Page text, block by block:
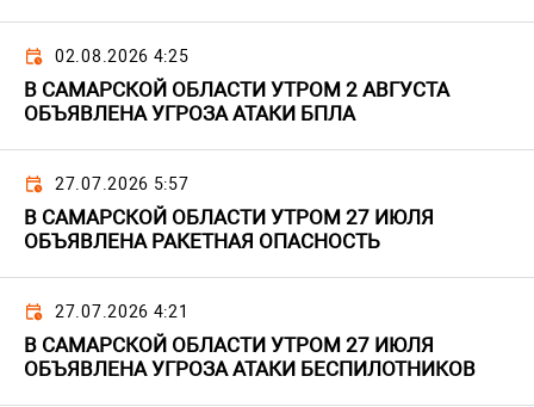
02.08.2026 4:25
В САМАРСКОЙ ОБЛАСТИ УТРОМ 2 АВГУСТА
ОБЪЯВЛЕНА УГРОЗА АТАКИ БПЛА
27.07.2026 5:57
В САМАРСКОЙ ОБЛАСТИ УТРОМ 27 ИЮЛЯ
ОБЪЯВЛЕНА РАКЕТНАЯ ОПАСНОСТЬ
27.07.2026 4:21
В САМАРСКОЙ ОБЛАСТИ УТРОМ 27 ИЮЛЯ
ОБЪЯВЛЕНА УГРОЗА АТАКИ БЕСПИЛОТНИКОВ